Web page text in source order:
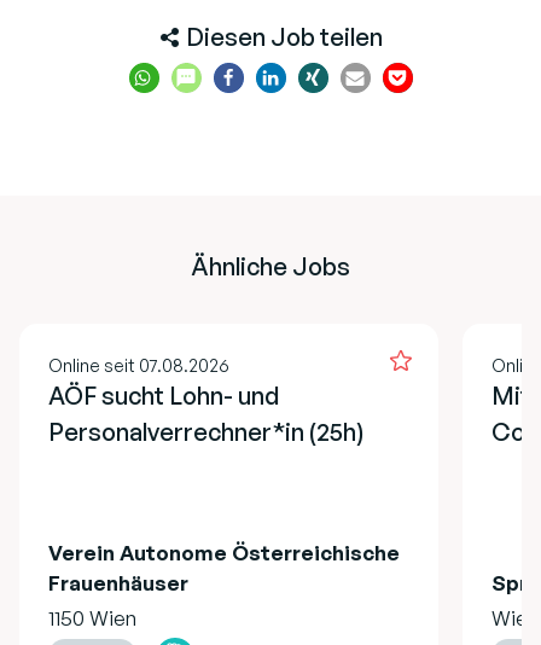
Diesen Job teilen
Ähnliche Jobs
Online seit 07.08.2026
AÖF sucht Lohn- und
Personalverrechner*in (25h)
Verein Autonome Österreichische
Frauenhäuser
1150 Wien
Wien